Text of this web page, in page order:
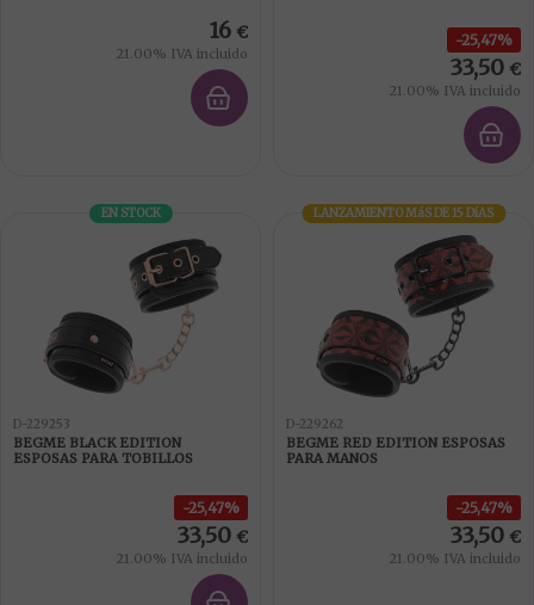
16 €
21.00% IVA incluido
25,47%
33,50 €
21.00% IVA incluido
EN STOCK
D-229253
BEGME BLACK EDITION
ESPOSAS PARA TOBILLOS
25,47%
33,50 €
21.00% IVA incluido
LANZAMIENTOMáS DE 15 DíAS
D-229262
BEGME RED EDITION ESPOSAS
PARA MANOS
25,47%
33,50 €
21.00% IVA incluido